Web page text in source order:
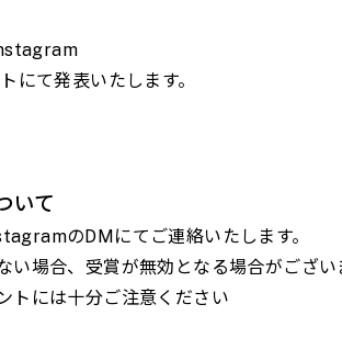
にて発表いたします。
いて
のDMにてご連絡いたします。
い場合、受賞が無効となる場合がござい
トには十分ご注意ください